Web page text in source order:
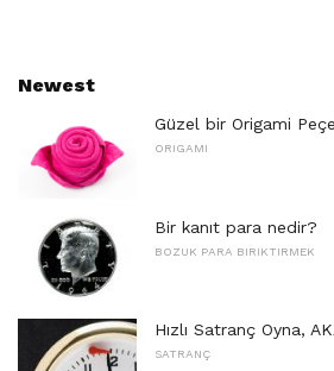
Newest
Güzel bir Origami
ORIGAMI
Bir kanıt para nedir?
BOZUK PARA BIRIKTIRMEK
Hızlı Satranç Oyna,
SATRANÇ